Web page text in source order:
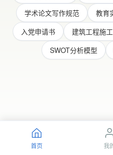
学术论文写作规范
教育
入党申请书
建筑工程施
SWOT分析模型
首页 我